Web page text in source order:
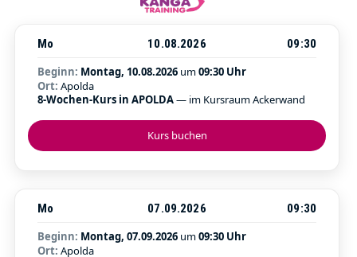
Kurs buchen
Mo 10.08.2026
09:30
Beginn: Montag, 10.08.2026 um09:30 Uhr
Ort: Apolda
8-Wochen-Kurs in APOLDA— im Kursraum Ackerwand
Mo 07.09.2026
09:30
Beginn: Montag, 07.09.2026 um09:30 Uhr
Ort: Apolda